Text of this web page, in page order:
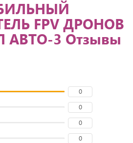
FPV ДРОНОВ
3 Отзывы
0
0
0
0